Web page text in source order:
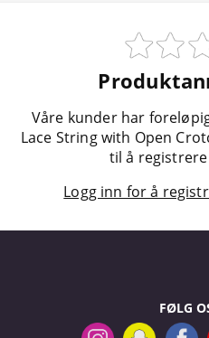
Våre kunder har
Lace String with Open
til å
Logg inn for å
FØLG